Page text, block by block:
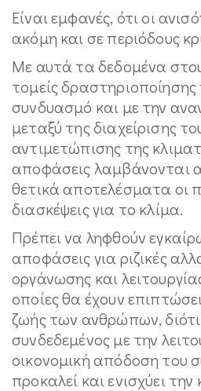
Είναι εμφανές, ότι οι
ακόμη και σε περιόδους
Με αυτά τα δεδομένα
τομείς
συνδυασμό και με την
μεταξύ της διαχείρισης
αντιμετώπισης της
αποφάσεις λαμβάνονται
θετικά αποτελέσματα οι
διασκέψεις για το κλίμα.
Πρέπει να ληφθούν
αποφάσεις για ριζικές
οργάνωσης και
οποίες θα έχουν
ζωής των ανθρώπων, διότι
συνδεδεμένος με την
οικονομική απόδοση του
προκαλεί και ενισχύει